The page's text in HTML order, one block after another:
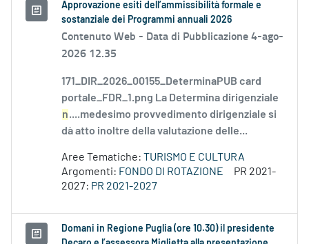
Approvazione esiti dell’ammissibilità formale e
sostanziale dei Programmi annuali 2026
Contenuto Web - Data di Pubblicazione 4-ago-
2026 12.35
171_DIR_2026_00155_DeterminaPUB card
portale_FDR_1.png La Determina dirigenziale
n....medesimo provvedimento dirigenziale si
dà atto inoltre della valutazione delle...
Aree Tematiche: TURISMO E CULTURA
Argomenti: FONDO DI ROTAZIONE
PR 2021-
2027: PR 2021-2027
Domani in Regione Puglia (ore 10.30) il presidente